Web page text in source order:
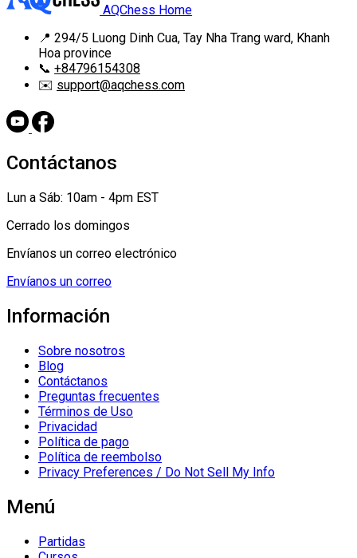
AQChess Home
📍 294/5 Luong Dinh Cua, Tay Nha Trang ward, Khanh
Hoa province
📞 +84796154308
✉️ support@aqchess.com
Contáctanos
Lun a Sáb: 10am - 4pm EST
Cerrado los domingos
Envíanos un correo electrónico
Envíanos un correo
Información
Sobre nosotros
Blog
Contáctanos
Preguntas frecuentes
Términos de Uso
Privacidad
Política de pago
Política de reembolso
Privacy Preferences / Do Not Sell My Info
Menú
Partidas